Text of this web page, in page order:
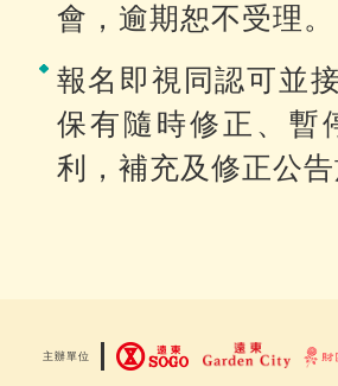
會，逾期恕不受理。
報名即視同認可並
保有隨時修正、暫
利，補充及修正公
主辦單位